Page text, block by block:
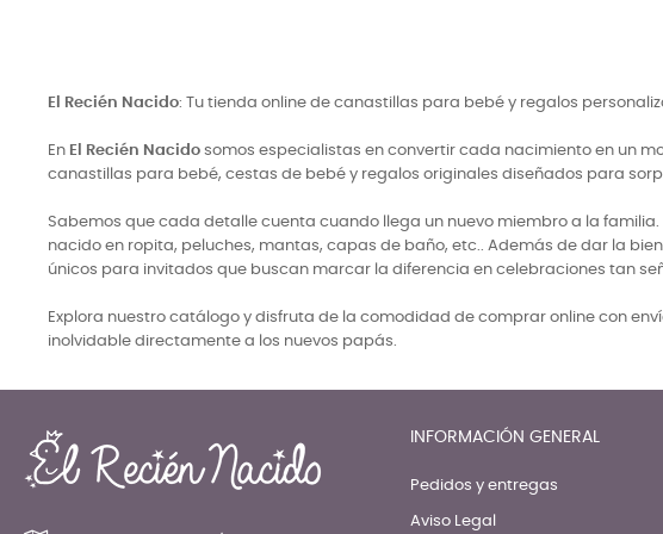
El Recién Nacido: Tu tienda online de canastillas para bebé y regalos
En El Recién Nacido somos especialistas en convertir cada nacimiento en un
canastillas para bebé, cestas de bebé y regalos originales diseñados para
Sabemos que cada detalle cuenta cuando llega un nuevo miembro a la
nacido en ropita, peluches, mantas, capas de baño, etc.. Además de dar la
únicos para invitados que buscan marcar la diferencia en celebraciones tan
Explora nuestro catálogo y disfruta de la comodidad de comprar online con
inolvidable directamente a los nuevos papás.
INFORMACIÓN GENERAL
Pedidos y entregas
Aviso Legal